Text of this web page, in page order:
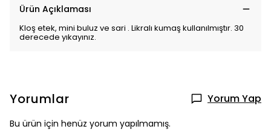
Ürün Açıklaması
Kloş etek, mini buluz ve sari . Likralı kumaş kullanılmıştır. 30
derecede yıkayınız.
Yorumlar Yorum Yap
Bu ürün için henüz yorum yapılmamış.